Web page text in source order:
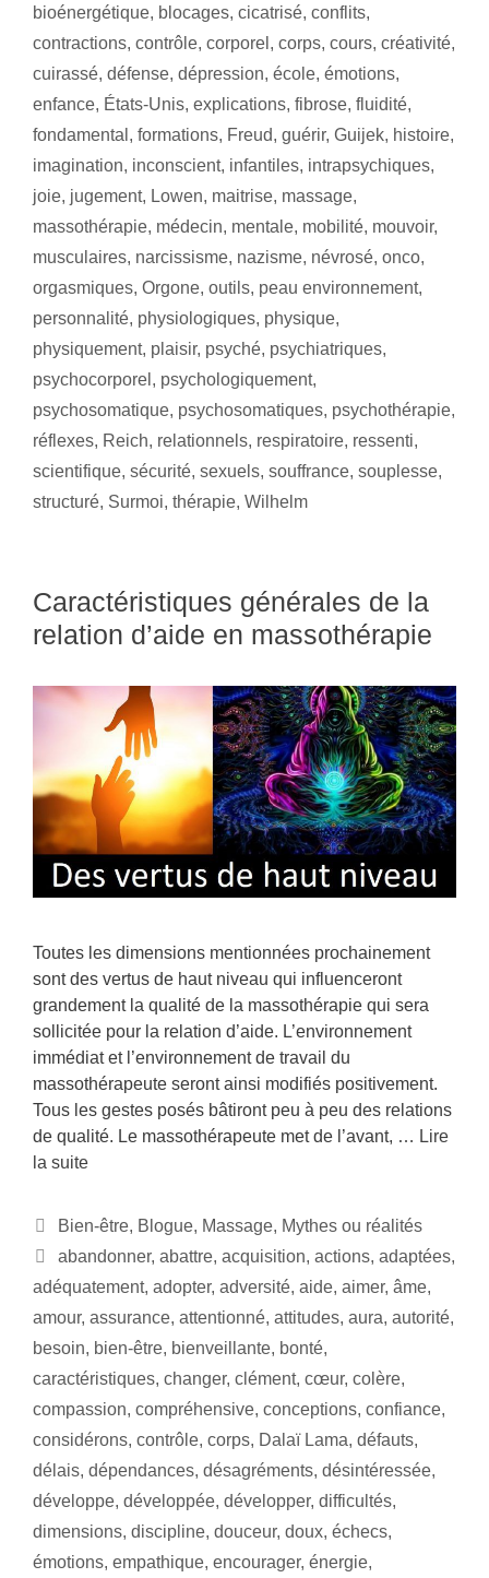
bioénergétique, blocages, cicatrisé, conflits,
contractions, contrôle, corporel , corps, cours, créativité,
cuirassé, défense, dépression, école, émotions,
enfance, États-Unis, explications, fibrose, fluidité,
fondamental , formations, Freud, guérir, Guijek, histoire,
imagination, inconscient, infantiles, intrapsychiques,
joie, jugement, Lowen, maitrise, massage,
massothérapie, médecin, mentale, mobilité, mouvoir,
musculaires, narcissisme, nazisme, névrosé, onco,
orgasmiques, Orgone, outils, peau environnement,
personnalité, physiologiques, physique,
physiquement, plaisir, psyché, psychiatriques,
psychocorporel , psychologiquement,
psychosomatique, psychosomatiques, psychothérapie,
réflexes, Reich, relationnels, respiratoire, ressenti,
scientifique, sécurité, sexuels, souffrance, souplesse,
structuré, Surmoi, thérapie, Wilhelm
Caractéristiques générales de la
relation d’aide en massothérapie
Toutes les dimensions mentionnées prochainement
sont des vertus de haut niveau qui influenceront
grandement la qualité de la massothérapie qui sera
sollicitée pour la relation d’aide. L’environnement
immédiat et l’environnement de travail du
massothérapeute seront ainsi modifiés positivement.
Tous les gestes posés bâtiront peu à peu des relations
de qualité. Le massothérapeute met de l’avant, … Lire
la suite
Bien-être, Blogue, Massage, Mythes ou réalités
abandonner, abattre, acquisition, actions, adaptées,
adéquatement, adopter, adversité, aide, aimer, âme,
amour, assurance, attentionné, attitudes, aura, autorité,
besoin, bien-être, bienveillante, bonté,
caractéristiques, changer, clément, cœur, colère,
compassion, compréhensive, conceptions, confiance,
considérons, contrôle, corps, Dalaï Lama, défauts,
délais, dépendances, désagréments, désintéressée,
développe, développée, développer, difficultés,
dimensions, discipline, douceur, doux, échecs,
émotions, empathique, encourager, énergie,